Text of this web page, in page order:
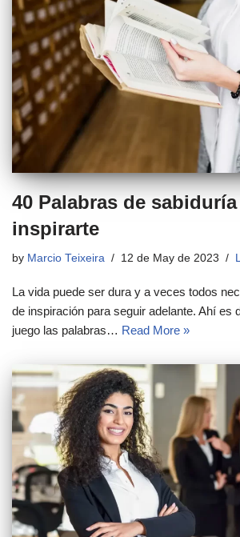
40 Palabras de
inspirarte
by Marcio Teixeira 12 de May de 2023
La vida puede ser dura y a veces todos
de inspiración para seguir adelante. Ahí es
juego las palabras… Read More »